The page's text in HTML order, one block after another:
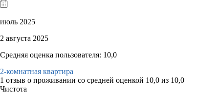
июль 2025
2 августа 2025
Средняя оценка пользователя: 10,0
2-комнатная квартира
1 отзыв о проживании со средней оценкой 10,0 из 10,0
Чистота